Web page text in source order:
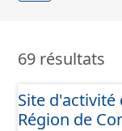
69 résultats
Site
Région de